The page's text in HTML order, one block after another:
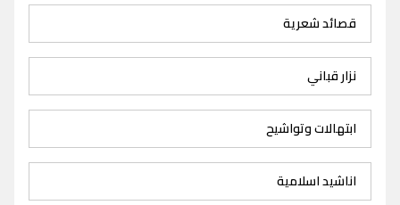
قصائد شعرية
نزار قباني
ابتهالات وتواشيح
اناشيد اسلامية